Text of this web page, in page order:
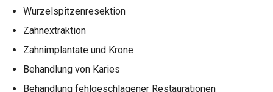
Wurzelspitzenresektion
Zahnextraktion
Zahnimplantate und Krone
Behandlung von Karies
Behandlung fehlgeschlagener Restaurationen